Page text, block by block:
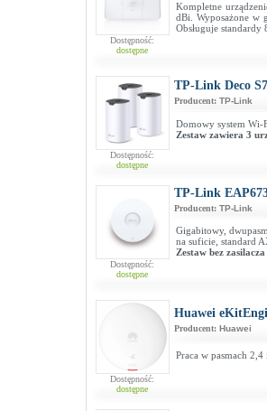
Dostępność:
dostępne
Kompletne
dBi. Wyposażone w
Obsługuje standardy
Dostępność:
dostępne
TP-Link Deco
Producent: TP-Link
Domowy system Wi-
Zestaw zawiera 3
Dostępność:
dostępne
TP-Link
Producent: TP-Link
Gigabitowy,
na suficie, standard
Zestaw bez zasilacza
Dostępność:
dostępne
Huawei
Producent: Huawei
Praca w pasmach